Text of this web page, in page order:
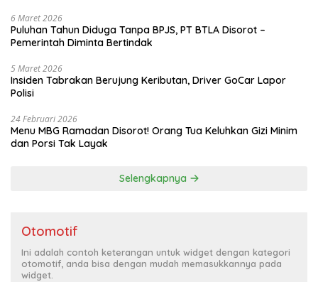
6 Maret 2026
Puluhan Tahun Diduga Tanpa BPJS, PT BTLA Disorot –
Pemerintah Diminta Bertindak
5 Maret 2026
Insiden Tabrakan Berujung Keributan, Driver GoCar Lapor
Polisi
24 Februari 2026
Menu MBG Ramadan Disorot! Orang Tua Keluhkan Gizi Minim
dan Porsi Tak Layak
Selengkapnya
Otomotif
Ini adalah contoh keterangan untuk widget dengan kategori
otomotif, anda bisa dengan mudah memasukkannya pada
widget.